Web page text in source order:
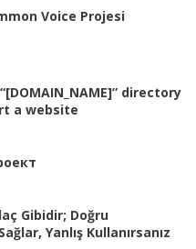
Voice Projesi
directory
a website
Gibidir; Doğru
Yanlış Kullanırsanız